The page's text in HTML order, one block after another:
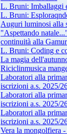
L. Bruni: Imballaggi
L. Bruni:
Auguri luminosi alla
"Aspettando
continuità alla
L. Bruni: Coding e
La magia
Riciclinmusica
Laboratori alla
iscrizioni a.s. 2025/
Laboratori alla
iscrizioni a.s. 2025/
Laboratori alla
iscrizioni a.s. 2025/
Vera la mongolfiera